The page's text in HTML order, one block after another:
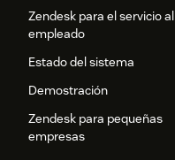
Zendesk para el servicio al
empleado
Estado del sistema
Demostración
Zendesk para pequeñas
empresas